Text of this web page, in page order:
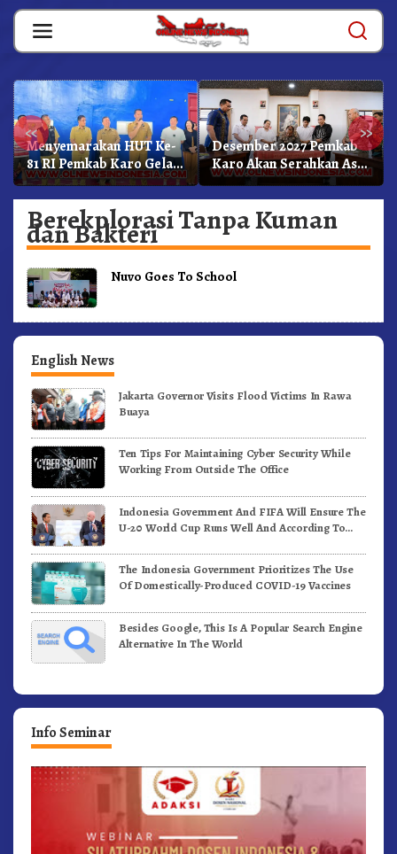
Skip
content
« »
Menyemarakan HUT Ke-
81 RI Pemkab Karo Gelar
Pertandingan Olahraga
Desember 2027 Pemkab
Karo Akan Serahkan Aset
RSUD Kabanjahe Ke
Moderamen GBKP
Berekplorasi Tanpa Kuman
dan Bakteri
Nuvo Goes To School
English News
Jakarta Governor Visits Flood Victims In Rawa
Buaya
Ten Tips For Maintaining Cyber Security While
Working From Outside The Office
Indonesia Government And FIFA Will Ensure The
U-20 World Cup Runs Well And According To
The Indonesia Government Prioritizes The Use
Of Domestically-Produced COVID-19 Vaccines
Besides Google, This Is A Popular Search Engine
Alternative In The World
Info Seminar